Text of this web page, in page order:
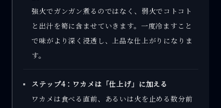
強火でガンガン煮るのではなく、弱火でコトコト
と出汁を筍に含ませていきます。一度冷ますこと
で味がより深く浸透し、上品な仕上がりになりま
す。
ステップ4：ワカメは「仕上げ」に加える
ワカメは食べる直前、あるいは火を止める数分前